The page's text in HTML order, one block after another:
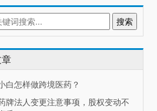
白怎样做跨境医药？
牌法人变更注意事项，股权变动不